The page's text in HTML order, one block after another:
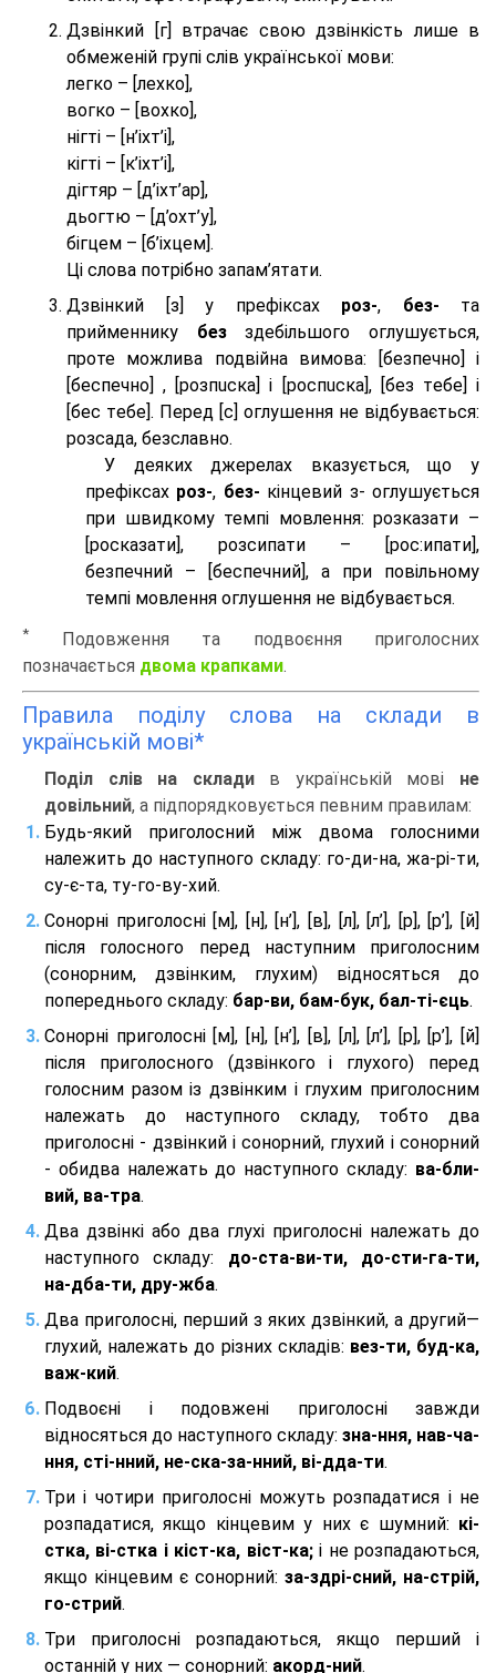
Дзвінкий [г] втрачає свою дзвінкість лише в
обмеженій групі слів української мови:
легко – [лехко],
вогко – [вохко],
нігті – [н’іхт’і],
кігті – [к’іхт’і],
дігтяр – [д’іхт’ар],
дьогтю – [д’охт’у],
бігцем – [б’іхцем].
Ці слова потрібно запам’ятати.
Дзвінкий [з] у префіксах роз-, без- та
прийменнику безздебільшого оглушується,
проте можлива подвійна вимова: [безпeчно] і
[беспeчно] , [розпuска] і [роспuска], [без тeбе] і
[бес тeбе]. Перед [с] оглушення не відбувається:
розсада, безславно.
У деяких джерелах вказується, що у
префіксах роз-, без- кінцевий з- оглушується
при швидкому темпі мовлення: розказати –
[росказати], розсипати – [роc:ипати],
безпечний – [беспечний], а при повільному
темпі мовлення оглушення не відбувається.
*
Подовження та подвоєння приголосних
позначається двома крапками.
Правила поділу слова на склади в
українській мові*
Поділ слів на складив українській мові не
довільний, а підпорядковується певним правилам:
Будь-який приголосний між двома голосними
належить до наступного складу: го-ди-на, жа-рі-ти,
су-є-та, ту-го-ву-хий.
Сонорні приголосні [м], [н], [н’], [в], [л], [л’], [р], [р’], [й]
після голосного перед наступним приголосним
(сонорним, дзвінким, глухим) відносяться до
попереднього складу: бар-ви, бам-бук, бал-ті-єць.
Сонорні приголосні [м], [н], [н’], [в], [л], [л’], [р], [р’], [й]
після приголосного (дзвінкого і глухого) перед
голосним разом із дзвінким і глухим приголосним
належать до наступного складу, тобто два
приголосні - дзвінкий і сонорний, глухий і сонорний
- обидва належать до наступного складу: ва-бли-
вий, ва-тра.
Два дзвінкі або два глухі приголосні належать до
наступного складу: до-ста-ви-ти, до-сти-га-ти,
на-дба-ти, дру-жба.
Два приголосні, перший з яких дзвінкий, а другий—
глухий, належать до різних складів: вез-ти, буд-ка,
важ-кий.
Подвоєні і подовжені приголосні завжди
відносяться до наступного складу: зна-ння, нав-ча-
ння, сті-нний, не-ска-за-нний, ві-дда-ти.
Три і чотири приголосні можуть розпадатися і не
розпадатися, якщо кінцевим у них є шумний: кі-
стка, ві-стка і кіст-ка, віст-ка;і не розпадаються,
якщо кінцевим є сонорний: за-здрі-сний, на-стрій,
го-стрий.
Три приголосні розпадаються, якщо перший і
останній у них — сонорний: акорд-ний.